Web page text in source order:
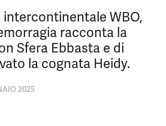
intercontinentale WBO,
racconta la
Sfera Ebbasta e di
la cognata Heidy.
2025